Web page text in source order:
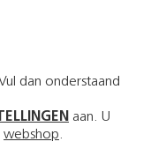
dan onderstaand
aan. U
webshop.